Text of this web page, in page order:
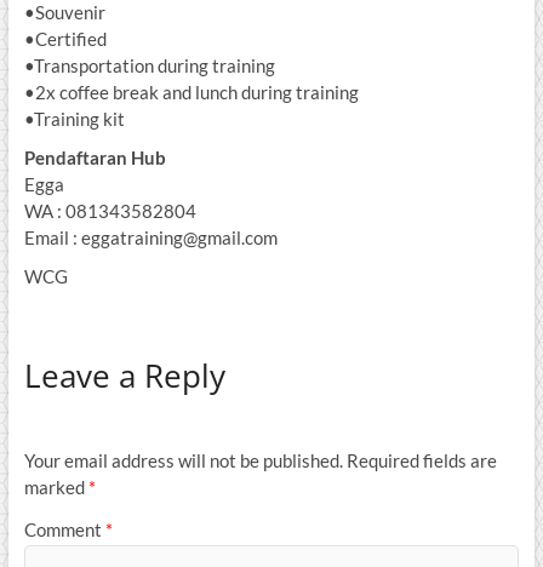
•Souvenir
•Certified
•Transportation during training
•2x coffee break and lunch during training
•Training kit
Pendaftaran Hub
Egga
WA : 081343582804
Email : eggatraining@gmail.com
WCG
Leave a Reply
Your email address will not be published. Required fields are
marked *
Comment *